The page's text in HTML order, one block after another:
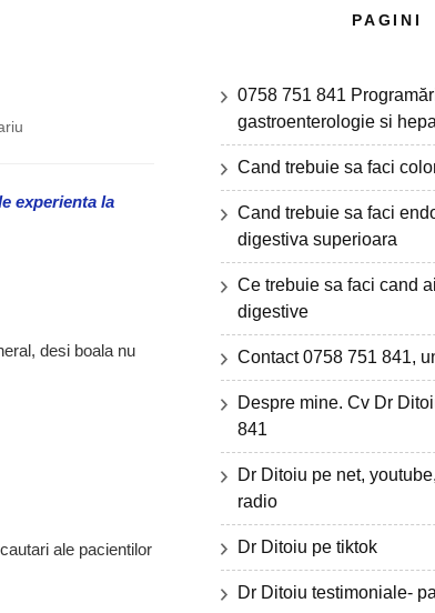
este,
experienta la
desi boala nu
ale pacientilor
PAGINI
0758 751 841
gastroenterologie si
Cand trebuie sa faci
Cand trebuie sa faci
digestiva superioara
Ce trebuie sa faci cand
digestive
Contact 0758 751 841,
Despre mine. Cv Dr
841
Dr Ditoiu pe net,
radio
Dr Ditoiu pe tiktok
Dr Ditoiu testimoniale-